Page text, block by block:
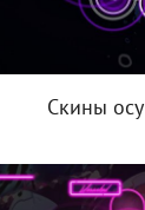
Скины осу